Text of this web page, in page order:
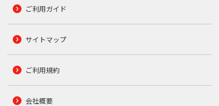
ご利用ガイド
サイトマップ
ご利用規約
会社概要